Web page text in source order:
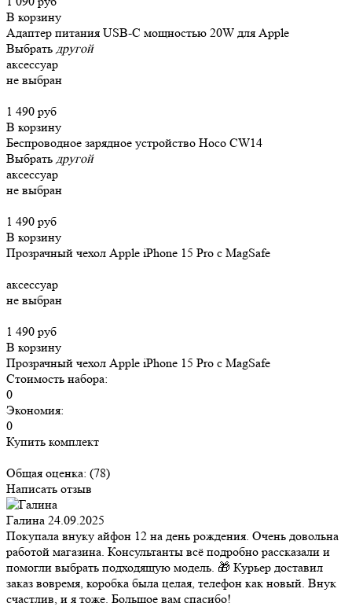
В корзину
Адаптер питания USB-C мощностью 20W для Apple
Выбрать другой
аксессуар
не выбран
1 490 руб
В корзину
Беспроводное зарядное устройство Hoco CW14
Выбрать другой
аксессуар
не выбран
1 490 руб
В корзину
Прозрачный чехол Apple iPhone 15 Pro c MagSafe
аксессуар
не выбран
1 490 руб
В корзину
Прозрачный чехол Apple iPhone 15 Pro c MagSafe
Стоимость набора:
0
Экономия:
0
Купить комплект
Общая оценка: (78)
Написать отзыв
Галина 24.09.2025
Покупала внуку айфон 12 на день рождения. Очень довольна
работой магазина. Консультанты всё подробно рассказали и
помогли выбрать подходящую модель. 🎁 Курьер доставил
заказ вовремя, коробка была целая, телефон как новый. Внук
счастлив, и я тоже. Большое вам спасибо!